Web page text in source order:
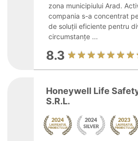
zona municipiului Arad.
compania s-a concentrat
de soluții eficiente pentru
circumstanțe ...
8.3
Honeywell Life
S.R.L.